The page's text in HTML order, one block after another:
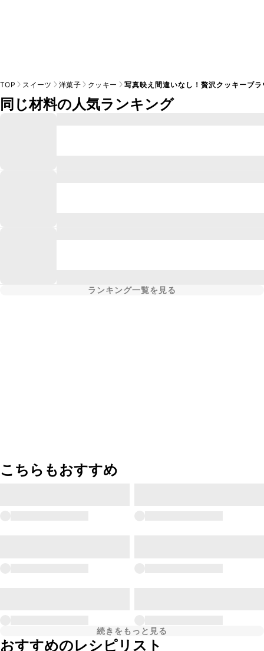
TOP スイーツ 洋菓子 クッキー 写真映え間違いなし！贅沢クッキーブラ
同じ材料の人気ランキング
ランキング一覧を見る
こちらもおすすめ
続きをもっと見る
おすすめのレシピリスト